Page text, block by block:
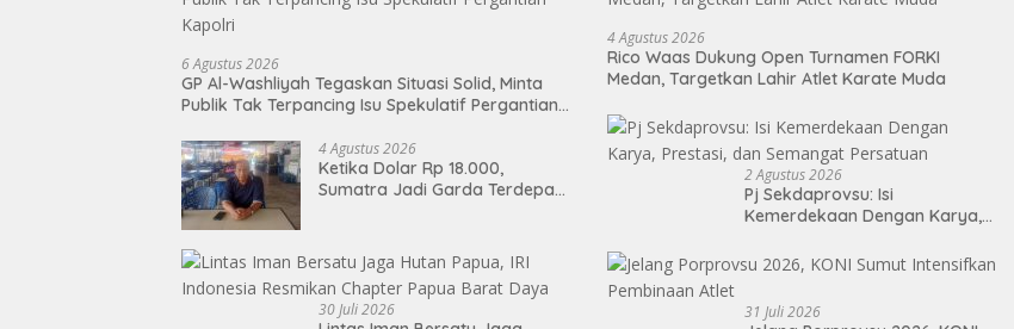
6 Agustus 2026
GP Al-Washliyah Tegaskan Situasi Solid, Minta
Publik Tak Terpancing Isu Spekulatif Pergantian
4 Agustus 2026
Ketika Dolar Rp 18.000,
Sumatra Jadi Garda Terdepan
30 Juli 2026
4 Agustus 2026
Rico Waas Dukung Open Turnamen FORKI
Medan, Targetkan Lahir Atlet Karate Muda
2 Agustus 2026
Pj Sekdaprovsu: Isi
Kemerdekaan Dengan Karya,
Persatuan
31 Juli 2026